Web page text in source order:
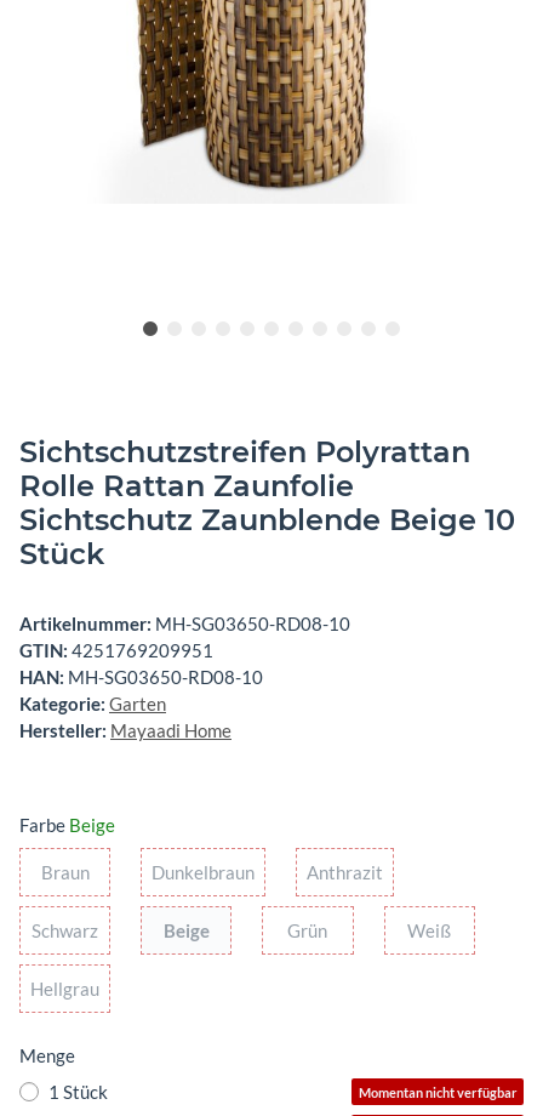
Sichtschutzstreifen Polyrattan
Rolle Rattan Zaunfolie
Sichtschutz Zaunblende Beige 10
Stück
Artikelnummer: MH-SG03650-RD08-10
GTIN: 4251769209951
HAN: MH-SG03650-RD08-10
Kategorie: Garten
Hersteller: Mayaadi Home
Farbe Beige
BraunBraun DunkelbraunDunkelbraun
Anthrazit Anthrazit
SchwarzSchwarz BeigeBeige GrünGrün WeißWeiß
HellgrauHellgrau
Menge
1 Stück
Momentan nicht verfügbar